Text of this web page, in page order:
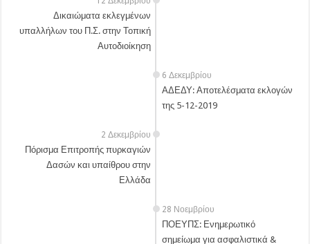
Δικαιώματα εκλεγμένων
υπαλλήλων του Π.Σ. στην Τοπική
Αυτοδιοίκηση
6 Δεκεμβρίου
ΑΔΕΔΥ: Αποτελέσματα εκλογών
της 5-12-2019
2 Δεκεμβρίου
Πόρισμα Επιτροπής πυρκαγιών
Δασών και υπαίθρου στην
Ελλάδα
28 Νοεμβρίου
ΠΟΕΥΠΣ: Ενημερωτικό
σημείωμα για ασφαλιστικά &